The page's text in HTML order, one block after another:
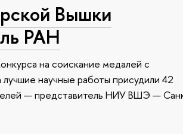
Вышки
РАН
на соискание медалей с
научные работы присудили 42
— представитель НИУ ВШЭ —